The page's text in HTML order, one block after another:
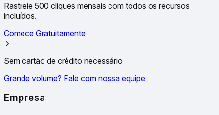
Rastreie 500 cliques mensais com todos os recursos
incluídos.
Comece Gratuitamente
Sem cartão de crédito necessário
Grande volume? Fale com nossa equipe
Empresa